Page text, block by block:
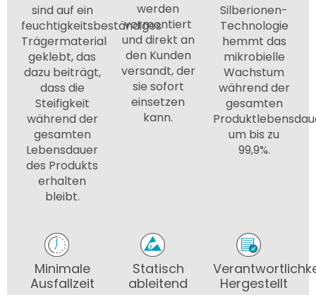
sind auf ein
feuchtigkeitsbeständiges
Trägermaterial
geklebt, das
dazu beiträgt,
dass die
Steifigkeit
während der
gesamten
Lebensdauer
des Produkts
erhalten
bleibt.
werden
vormontiert
und direkt an
den Kunden
versandt, der
sie sofort
einsetzen
kann.
Silberionen-
Technologie
hemmt das
mikrobielle
Wachstum
während der
gesamten
um bis zu
99,9%.
Minimale
Ausfallzeit
Statisch
ableitend
Hergestellt